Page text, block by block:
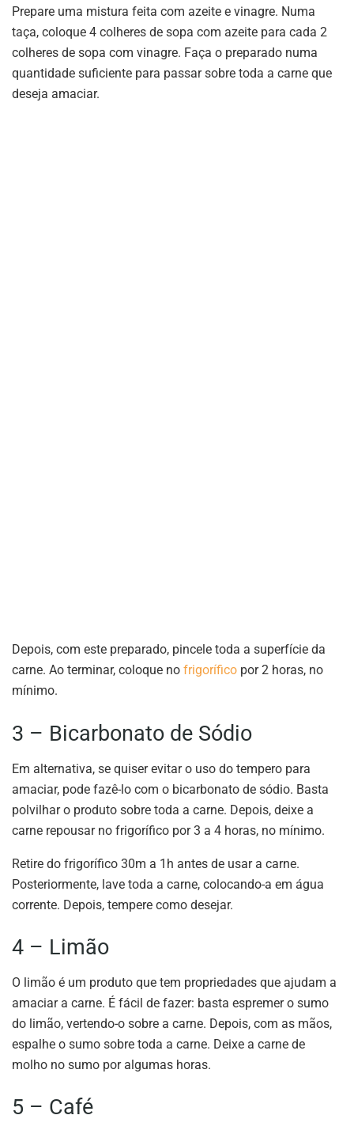
Prepare uma mistura feita com azeite e vinagre. Numa
taça, coloque 4 colheres de sopa com azeite para cada 2
colheres de sopa com vinagre. Faça o preparado numa
quantidade suficiente para passar sobre toda a carne que
deseja amaciar.
Depois, com este preparado, pincele toda a superfície da
carne. Ao terminar, coloque no frigorífico por 2 horas, no
mínimo.
3 – Bicarbonato de Sódio
Em alternativa, se quiser evitar o uso do tempero para
amaciar, pode fazê-lo com o bicarbonato de sódio. Basta
polvilhar o produto sobre toda a carne. Depois, deixe a
carne repousar no frigorífico por 3 a 4 horas, no mínimo.
Retire do frigorífico 30m a 1h antes de usar a carne.
Posteriormente, lave toda a carne, colocando-a em água
corrente. Depois, tempere como desejar.
4 – Limão
O limão é um produto que tem propriedades que ajudam a
amaciar a carne. É fácil de fazer: basta espremer o sumo
do limão, vertendo-o sobre a carne. Depois, com as mãos,
espalhe o sumo sobre toda a carne. Deixe a carne de
molho no sumo por algumas horas.
5 – Café